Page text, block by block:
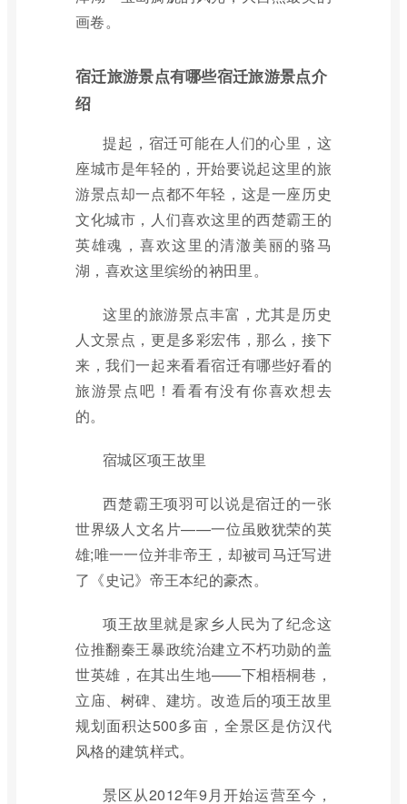
画卷。
宿迁旅游景点有哪些宿迁旅游景点介
绍
提起，宿迁可能在人们的心里，这
座城市是年轻的，开始要说起这里的旅
游景点却一点都不年轻，这是一座历史
文化城市，人们喜欢这里的西楚霸王的
英雄魂，喜欢这里的清澈美丽的骆马
湖，喜欢这里缤纷的衲田里。
这里的旅游景点丰富，尤其是历史
人文景点，更是多彩宏伟，那么，接下
来，我们一起来看看宿迁有哪些好看的
旅游景点吧！看看有没有你喜欢想去
的。
宿城区项王故里
西楚霸王项羽可以说是宿迁的一张
世界级人文名片——一位虽败犹荣的英
雄;唯一一位并非帝王，却被司马迁写进
了《史记》帝王本纪的豪杰。
项王故里就是家乡人民为了纪念这
位推翻秦王暴政统治建立不朽功勋的盖
世英雄，在其出生地——下相梧桐巷，
立庙、树碑、建坊。改造后的项王故里
规划面积达500多亩，全景区是仿汉代
风格的建筑样式。
景区从2012年9月开始运营至今，